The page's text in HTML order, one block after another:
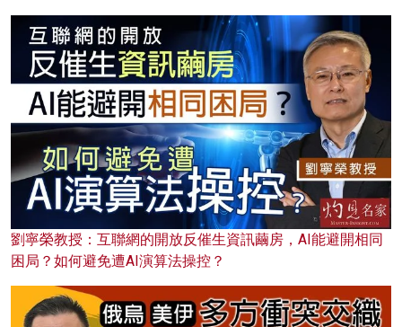
劉寧榮教授：互聯網的開放反催生資訊繭房，AI能避開相同
困局？如何避免遭AI演算法操控？